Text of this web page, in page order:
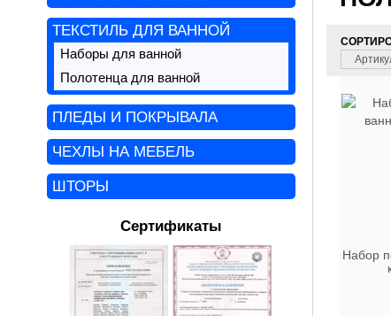
ТЕКСТИЛЬ ДЛЯ ВАННОЙ
Наборы для ванной
Полотенца для ванной
ПЛЕДЫ И ПОКРЫВАЛА
ЧЕХЛЫ НА МЕБЕЛЬ
ШТОРЫ
Сертификаты
Набор